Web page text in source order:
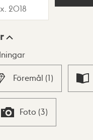
Föremål (1)
Foto (3)